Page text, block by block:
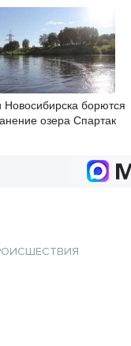
борются
озера Спартак